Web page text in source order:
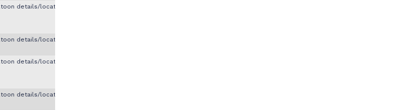
toon details/locatie
toon details/locatie
toon details/locatie
toon details/locatie